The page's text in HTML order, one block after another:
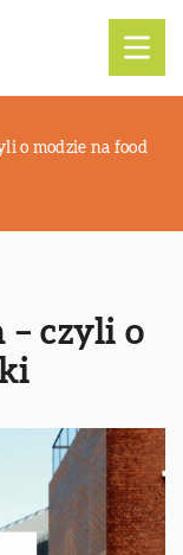
o modzie na food
– czyli o